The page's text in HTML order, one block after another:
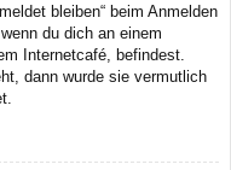
bleiben“ beim Anmelden
du dich an einem
Internetcafé, befindest.
dann wurde sie vermutlich